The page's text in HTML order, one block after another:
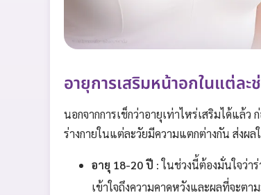
อายุการเสริมหน้าอกในแต่ละ
นอกจากการเช็กว่าอายุเท่าไหร่เสริมได้แล้
ร่างกายในแต่ละวัยมีความแตกต่างกัน ส่งผ
อายุ 18-20 ปี : ในช่วงนี้ต้องมั่นใจว่า
เข้าใจถึงความคาดหวังและผลที่จะตา